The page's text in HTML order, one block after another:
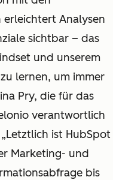
Analysen
sichtbar − das
und unserem
lernen, um immer
Pry, die für das
verantwortlich
ist HubSpot
Marketing- und
bis